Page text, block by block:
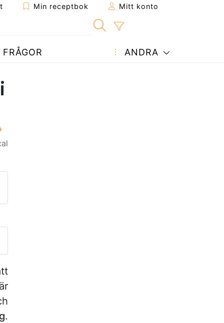
Min receptbok Mitt konto
FRÅGOR ANDRA
till en vän
sida
en fråga till författaren
upp ditt foto av detta
.